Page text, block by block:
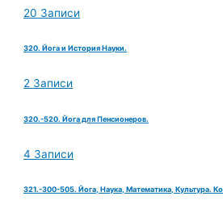
20 Записи
320. Йога и История Науки.
2 Записи
320.-520. Йога для Пенсионеров.
4 Записи
321.-300-505. Йога, Наука, Математика, Культура.